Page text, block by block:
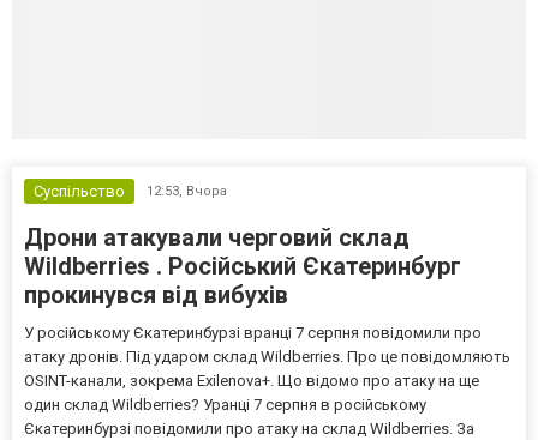
Суспільство 12:53, Вчора
Дрони атакували черговий склад
Wildberries . Російський Єкатеринбург
прокинувся від вибухів
У російському Єкатеринбурзі вранці 7 серпня повідомили про
атаку дронів. Під ударом склад Wildberries. Про це повідомляють
OSINT-канали, зокрема Exilenova+. Що відомо про атаку на ще
один склад Wildberries? Уранці 7 серпня в російському
Єкатеринбурзі повідомили про атаку на склад Wildberries. За